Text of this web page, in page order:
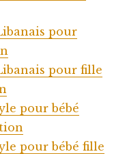
pour
pour fille
pour bébé
pour bébé fille